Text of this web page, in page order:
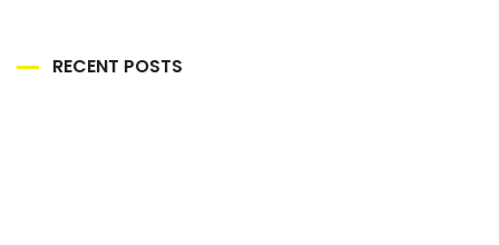
RECENT POSTS